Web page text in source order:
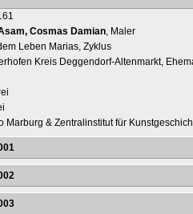
Cosmas Damian , Maler
Leben Marias, Zyklus
Kreis Deggendorf-Altenmarkt,
Marburg & Zentralinstitut für